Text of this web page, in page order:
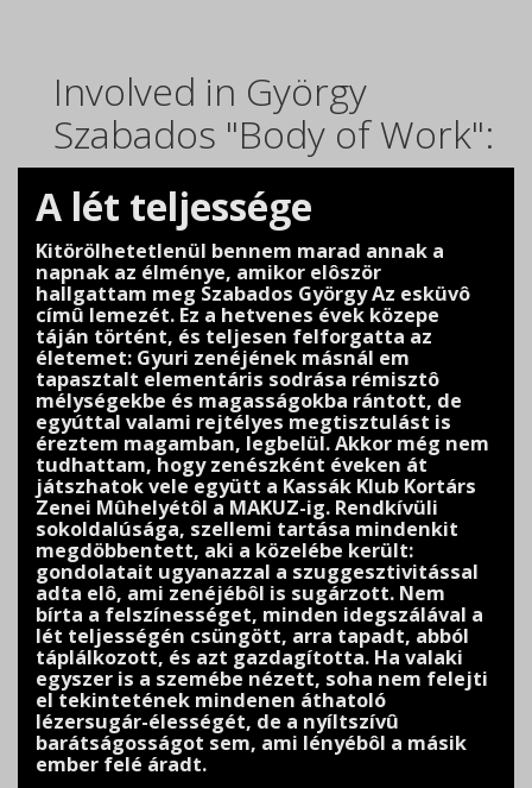
Involved in György
Szabados "Body of Work":
A lét teljessége
Kitörölhetetlenül bennem marad annak a
napnak az élménye, amikor elôször
hallgattam meg Szabados György Az esküvô
címû lemezét. Ez a hetvenes évek közepe
táján történt, és teljesen felforgatta az
életemet: Gyuri zenéjének másnál em
tapasztalt elementáris sodrása rémisztô
mélységekbe és magasságokba rántott, de
egyúttal valami rejtélyes megtisztulást is
éreztem magamban, legbelül. Akkor még nem
tudhattam, hogy zenészként éveken át
játszhatok vele együtt a Kassák Klub Kortárs
Zenei Mûhelyétôl a MAKUZ-ig. Rendkívüli
sokoldalúsága, szellemi tartása mindenkit
megdöbbentett, aki a közelébe került:
gondolatait ugyanazzal a szuggesztivitással
adta elô, ami zenéjébôl is sugárzott. Nem
bírta a felszínességet, minden idegszálával a
lét teljességén csüngött, arra tapadt, abból
táplálkozott, és azt gazdagította. Ha valaki
egyszer is a szemébe nézett, soha nem felejti
el tekintetének mindenen áthatoló
lézersugár-élességét, de a nyíltszívû
barátságosságot sem, ami lényébôl a másik
ember felé áradt.